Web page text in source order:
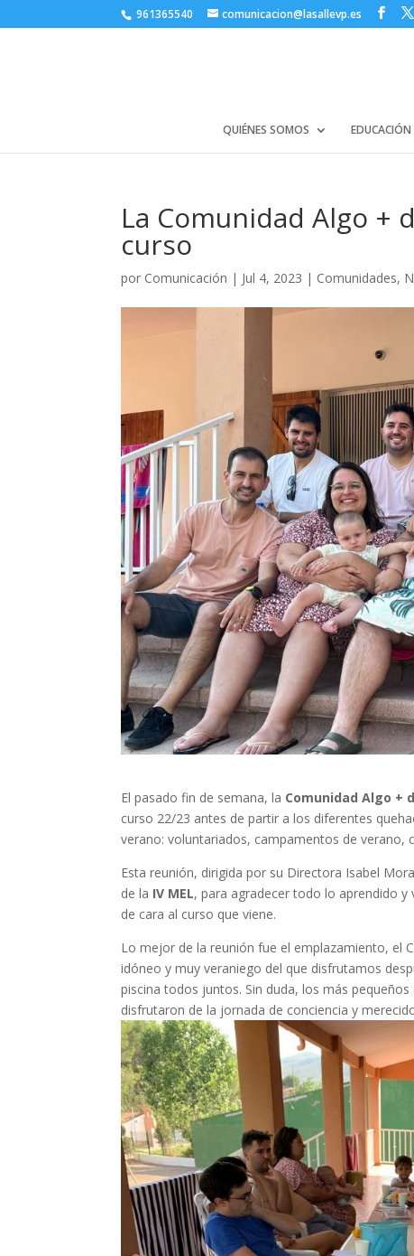
961365540 comunicacion@lasallevp.es
QUIÉNES SOMOS
La Comunidad Algo +
curso
por Comunicación | Jul 4, 2023 | Comunidades,
El pasado fin de semana, la Comunidad Algo +
curso 22/23 antes de partir a los diferentes
verano: voluntariados, campamentos de verano,
Esta reunión, dirigida por su Directora Isabel
de la IV MEL, para agradecer todo lo aprendido
de cara al curso que viene.
Lo mejor de la reunión fue el emplazamiento, el
idóneo y muy veraniego del que disfrutamos
piscina todos juntos. Sin duda, los más
disfrutaron de la jornada de conciencia y